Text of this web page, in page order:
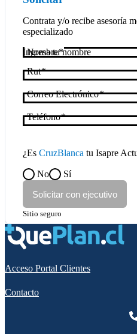
Contrata y/o recibe asesoría
especializado
Nombre
Rut
Correo Electrónico
Teléfono
¿Es CruzBlanca tu Isapre
No
Sí
Solicitar con ejecutivo
Sitio seguro
Acceso Portal Clientes
Contacto